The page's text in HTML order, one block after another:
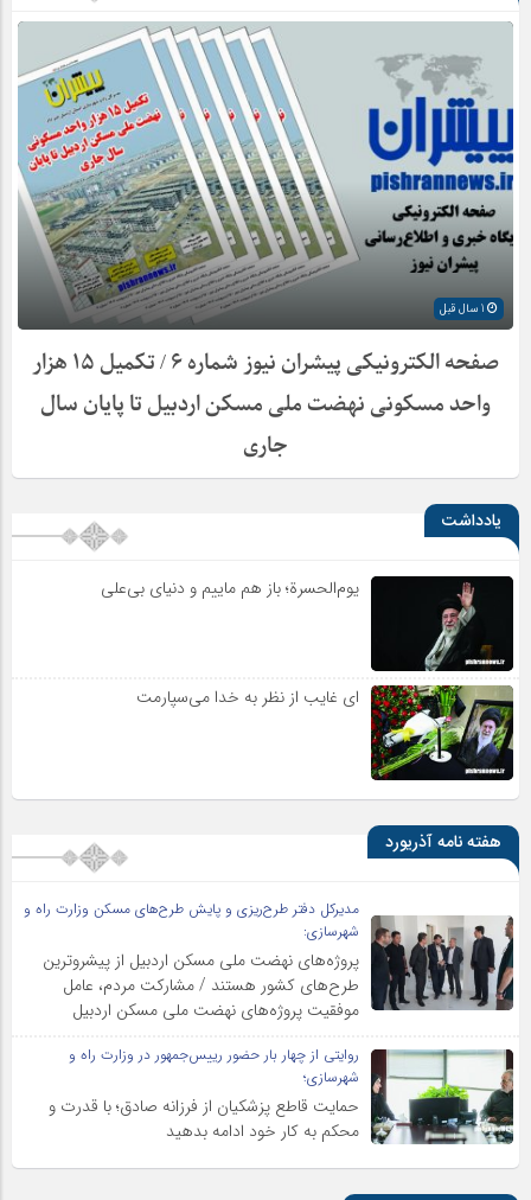
صفحه الکترونیکی پیشران نیوز شماره ۶ / تکمیل ۱۵ هزار
واحد مسکونی نهضت ملی مسکن اردبیل تا پایان سال
جاری
یادداشت
یوم‌الحسرة؛ باز هم ماییم و دنیای بی‌علی
ای غایب از نظر به خدا می‌سپارمت
هفته نامه آذریورد
مدیرکل دفتر طرح‌ریزی و پایش طرح‌های مسکن وزارت راه و
شهرسازی:
پروژه‌های نهضت ملی مسکن اردبیل از پیشروترین
طرح‌های کشور هستند / مشارکت مردم، عامل
موفقیت پروژه‌های نهضت ملی مسکن اردبیل
روایتی از چهار بار حضور رییس‌جمهور در وزارت راه و
شهرسازی؛
حمایت قاطع پزشکیان از فرزانه صادق؛ با قدرت و
محکم به کار خود ادامه بدهید